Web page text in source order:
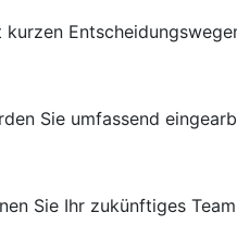
Sie umfassend
Sie Ihr zukünftiges